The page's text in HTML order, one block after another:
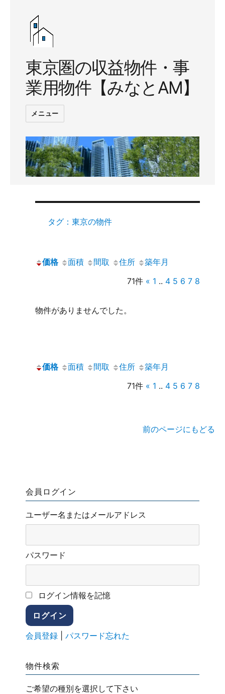
東京圏の収益物件・事
業用物件【みなとAM】
メニュー
タグ：東京の物件
価格 面積 間取 住所
築年月
71件 « 1 .. 4 5 6 7 8
物件がありませんでした。
価格 面積 間取 住所
築年月
71件 « 1 .. 4 5 6 7 8
前のページにもどる
会員ログイン
ユーザー名またはメールアドレス
パスワード
ログイン情報を記憶
会員登録 |パスワード忘れた
物件検索
ご希望の種別を選択して下さい